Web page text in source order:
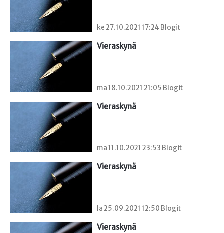
ke 27.10.2021 17:24 Blogit
Vieraskynä
ma 18.10.2021 21:05 Blogit
Vieraskynä
ma 11.10.2021 23:53 Blogit
Vieraskynä
la 25.09.2021 12:50 Blogit
Vieraskynä